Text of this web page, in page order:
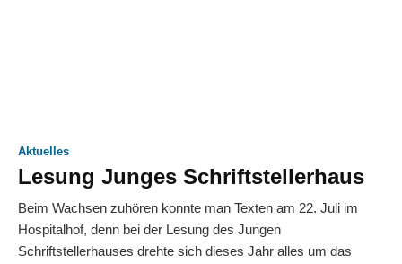
Aktuelles
Lesung Junges Schriftstellerhaus
Beim Wachsen zuhören konnte man Texten am 22. Juli im
Hospitalhof, denn bei der Lesung des Jungen
Schriftstellerhauses drehte sich dieses Jahr alles um das